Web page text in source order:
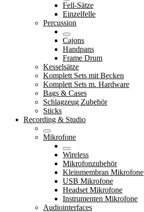
Fell-Sätze
Einzelfelle
Percussion
Cajons
Handpans
Frame Drum
Kesselsätze
Komplett Sets mit Becken
Komplett Sets m. Hardware
Bags & Cases
Schlagzeug Zubehör
Sticks
Recording & Studio
Mikrofone
Wireless
Mikrofonzubehör
Kleinmembran Mikrofone
USB Mikrofone
Headset Mikrofone
Instrumenten Mikrofone
Audiointerfaces